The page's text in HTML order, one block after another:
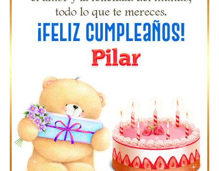
Gifs de Feliz Cumpleaños con Nombres